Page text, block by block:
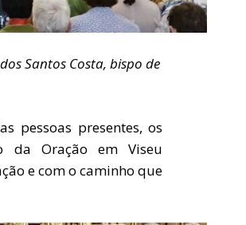
Santos Costa, bispo de
pessoas presentes, os
da Oração em Viseu
e com o caminho que